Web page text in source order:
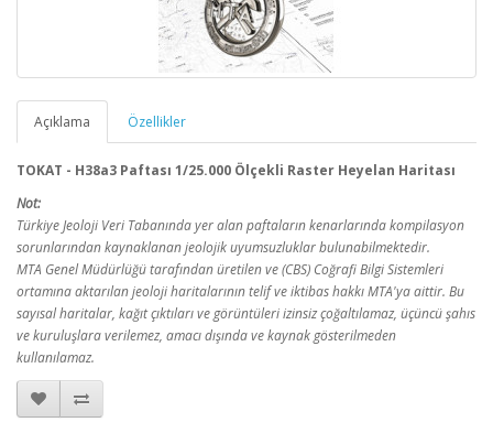
Açıklama Özellikler
TOKAT - H38a3 Paftası 1/25.000 Ölçekli Raster Heyelan Haritası
Not:
Türkiye Jeoloji Veri Tabanında yer alan paftaların kenarlarında kompilasyon
sorunlarından kaynaklanan jeolojik uyumsuzluklar bulunabilmektedir.
MTA Genel Müdürlüğü tarafından üretilen ve (CBS) Coğrafi Bilgi Sistemleri
ortamına aktarılan jeoloji haritalarının telif ve iktibas hakkı MTA'ya aittir. Bu
sayısal haritalar, kağıt çıktıları ve görüntüleri izinsiz çoğaltılamaz, üçüncü şahıs
ve kuruluşlara verilemez, amacı dışında ve kaynak gösterilmeden
kullanılamaz.